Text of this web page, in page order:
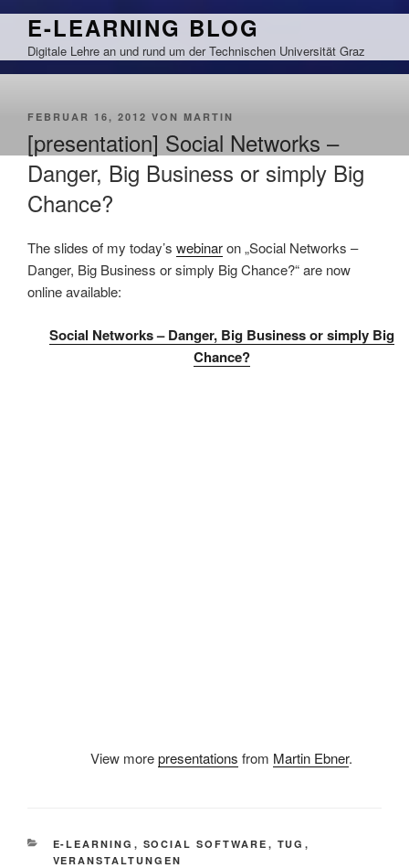
Zum
springen
E-LEARNING BLOG
Digitale Lehre an und rund um der Technischen Universität Graz
VERÖFFENTLICHT
FEBRUAR 16, 2012 VON MARTIN
[presentation] Social Networks –
Danger, Big Business or simply Big
Chance?
The slides of my today’s webinaron „Social Networks –
Danger, Big Business or simply Big Chance?“ are now
online available:
Social Networks – Danger, Big Business or simply Big
Chance?
View morepresentations from Martin Ebner.
KATEGORIEN
E-LEARNING , SOCIAL SOFTWARE , TUG ,
VERANSTALTUNGEN